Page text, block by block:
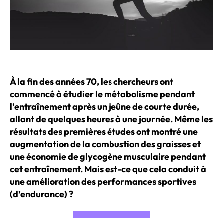
À la fin des années 70, les chercheurs ont
commencé à étudier le métabolisme pendant
l’entraînement après un jeûne de courte durée,
allant de quelques heures à une journée. Même les
résultats des premières études ont montré une
augmentation de la combustion des graisses et
une économie de glycogène musculaire pendant
cet entraînement. Mais est-ce que cela conduit à
une amélioration des performances sportives
(d’endurance) ?